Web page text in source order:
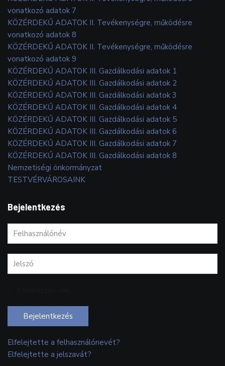
vonatkozó adatok 7
KÖZÉRDEKŰ ADATOK II. Tevékenységre, működésre
vonatkozó adatok 8
KÖZÉRDEKŰ ADATOK II. Tevékenységre, működésre
vonatkozó adatok 9
KÖZÉRDEKŰ ADATOK III. Gazdálkodási adatok 1
KÖZÉRDEKŰ ADATOK III. Gazdálkodási adatok 2
KÖZÉRDEKŰ ADATOK III. Gazdálkodási adatok 3
KÖZÉRDEKŰ ADATOK III. Gazdálkodási adatok 4
KÖZÉRDEKŰ ADATOK III. Gazdálkodási adatok 5
KÖZÉRDEKŰ ADATOK III. Gazdálkodási adatok 6
KÖZÉRDEKŰ ADATOK III. Gazdálkodási adatok 7
KÖZÉRDEKŰ ADATOK III. Gazdálkodási adatok 8
Nemzetiségi önkormányzat
TESTVÉRVÁROSAINK
Bejelentkezés
Bejelentkezés
Elfelejtette a felhasználónevét?
Elfelejtette a jelszavát?